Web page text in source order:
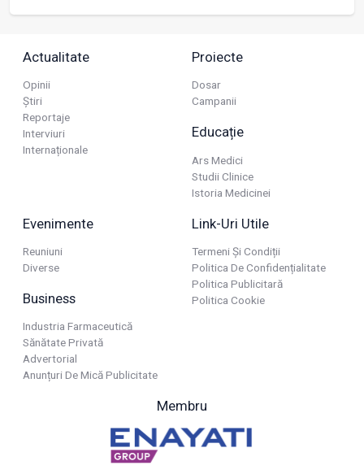
Actualitate
Opinii
Știri
Reportaje
Interviuri
Internaționale
Proiecte
Dosar
Campanii
Educație
Ars Medici
Studii Clinice
Istoria Medicinei
Evenimente
Reuniuni
Diverse
Business
Industria Farmaceutică
Sănătate Privată
Advertorial
Anunțuri De Mică Publicitate
Link-Uri Utile
Termeni Și Condiții
Politica De Confidențialitate
Politica Publicitară
Politica Cookie
Membru